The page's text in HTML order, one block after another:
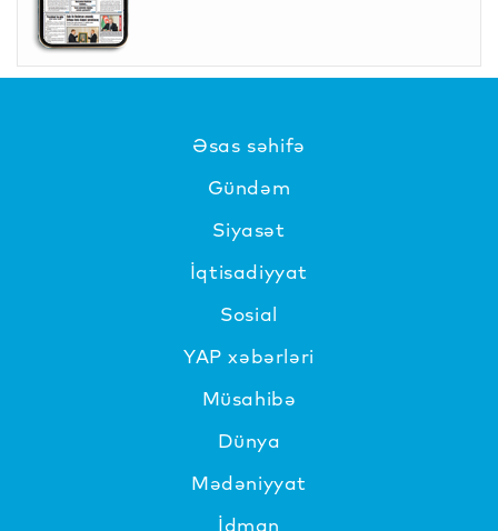
Əsas səhifə
Gündəm
Siyasət
İqtisadiyyat
Sosial
YAP xəbərləri
Müsahibə
Dünya
Mədəniyyat
İdman